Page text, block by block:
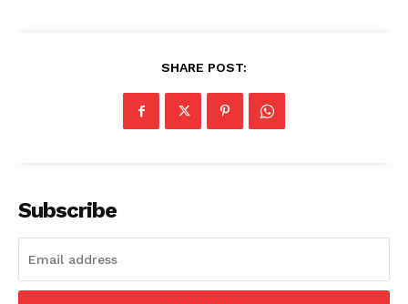
SHARE POST:
Subscribe